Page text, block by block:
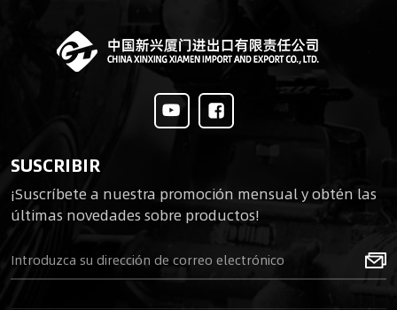
SUSCRIBIR
¡Suscríbete a nuestra promoción mensual y obtén las
últimas novedades sobre productos!